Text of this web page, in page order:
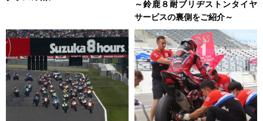
～鈴鹿８耐ブリヂストンタイヤ
サービスの裏側をご紹介～